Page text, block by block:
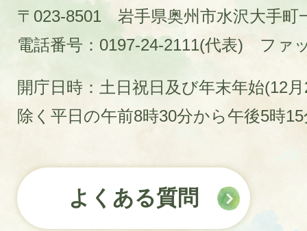
〒023-8501 岩手県奥州市水沢大手町
電話番号：0197-24-2111(代表)
ファ
開庁日時：土日祝日及び年末年始(12
除く平日の午前8時30分から午後5時
よくある質問